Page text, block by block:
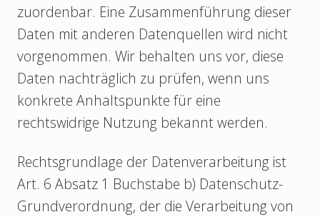
zuordenbar. Eine Zusammenführung dieser
Daten mit anderen Datenquellen wird nicht
vorgenommen. Wir behalten uns vor, diese
Daten nachträglich zu prüfen, wenn uns
konkrete Anhaltspunkte für eine
rechtswidrige Nutzung bekannt werden.
Rechtsgrundlage der Datenverarbeitung ist
Art. 6 Absatz 1 Buchstabe b) Datenschutz-
Grundverordnung, der die Verarbeitung von